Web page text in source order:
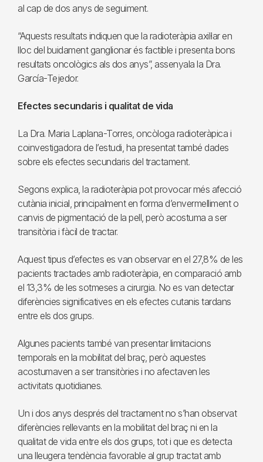
al cap de dos anys de seguiment.
“Aquests resultats indiquen que la radioteràpia axil·lar en
lloc del buidament ganglionar és factible i presenta bons
resultats oncològics als dos anys”, assenyala la Dra.
García-Tejedor.
Efectes secundaris i qualitat de vida
La Dra. Maria Laplana-Torres, oncòloga radioteràpica i
coinvestigadora de l’estudi, ha presentat també dades
sobre els efectes secundaris del tractament.
Segons explica, la radioteràpia pot provocar més afecció
cutània inicial, principalment en forma d’envermelliment o
canvis de pigmentació de la pell, però acostuma a ser
transitòria i fàcil de tractar.
Aquest tipus d’efectes es van observar en el 27,8% de les
pacients tractades amb radioteràpia, en comparació amb
el 13,3% de les sotmeses a cirurgia. No es van detectar
diferències significatives en els efectes cutanis tardans
entre els dos grups.
Algunes pacients també van presentar limitacions
temporals en la mobilitat del braç, però aquestes
acostumaven a ser transitòries i no afectaven les
activitats quotidianes.
Un i dos anys després del tractament no s’han observat
diferències rellevants en la mobilitat del braç ni en la
qualitat de vida entre els dos grups, tot i que es detecta
una lleugera tendència favorable al grup tractat amb